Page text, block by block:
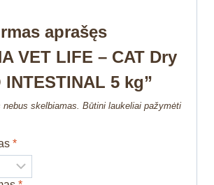
aprašęs
VET LIFE – CAT Dry
INTESTINAL 5 kg”
skelbiamas. Būtini laukeliai pažymėti
*